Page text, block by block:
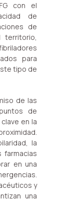
con el
de
de
territorio,
para
tipo de
de las
de
en la
la
farmacias
en una
y
una